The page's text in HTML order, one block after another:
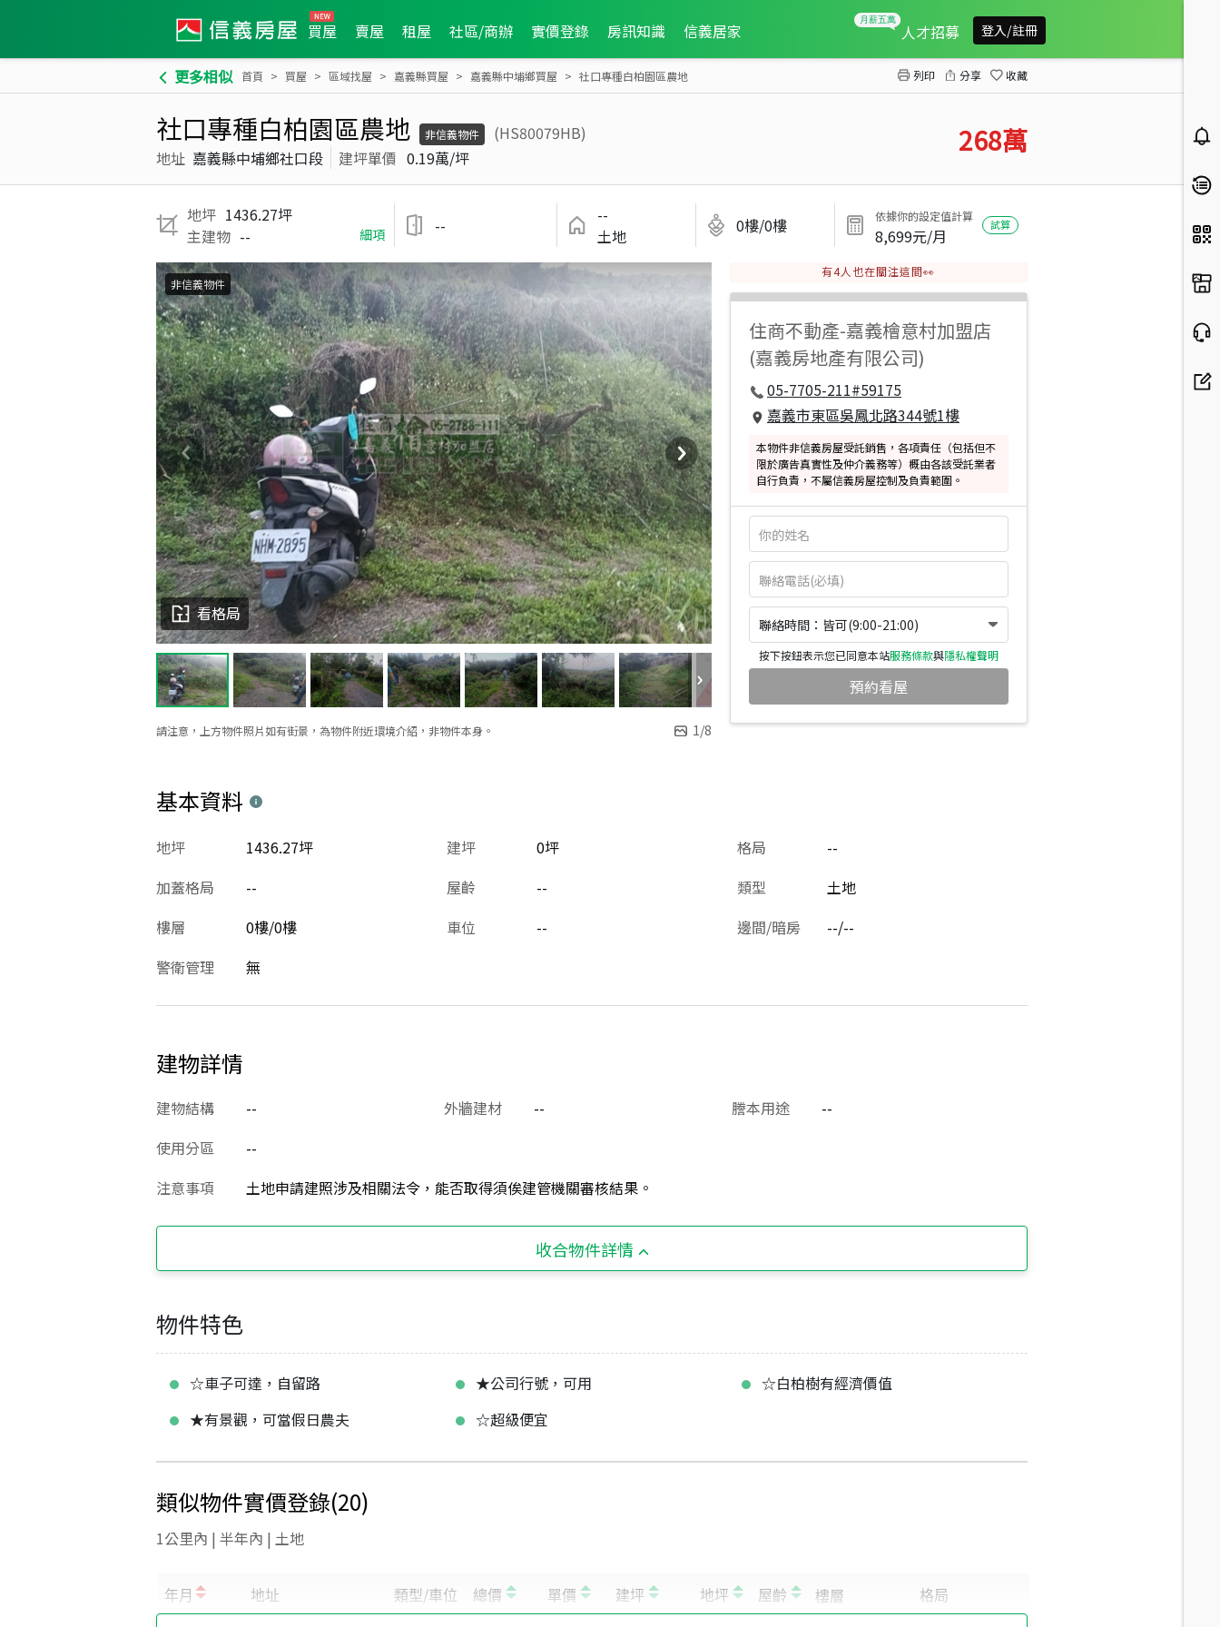
買屋 賣屋 租屋 社區/商辦 實價登錄 房訊知識 信義居家 人才招募 登入/註冊
更多相似 首頁 買屋 區域找屋 嘉義縣買屋 嘉義縣中埔鄉買屋 社口專種白柏園區農地 列印 分享 收藏
社口專種白柏園區農地 非信義物件
(HS80079HB)
地址 嘉義縣中埔鄉社口段 建坪單價 0.19萬/坪 268萬
地坪 1436.27坪
主建物 -- 細項 --
--
土地
0樓/0樓 依據你的設定值計算
8,699元/月
試算
請注意，上方物件照片如有街景，為物件附近環境介紹，非物件本身。 1/8
看格局
非信義物件
有4人也在關注這間👀
住商不動產-嘉義檜意村加盟店
(嘉義房地產有限公司)
05-7705-211#59175
嘉義市東區吳鳳北路344號1樓
本物件非信義房屋受託銷售，各項責任（包括但不
限於廣告真實性及仲介義務等）概由各該受託業者
自行負責，不屬信義房屋控制及負責範圍。
聯絡時間：皆可(9:00-21:00)
按下按鈕表示您已同意本站服務條款與隱私權聲明
預約看屋
基本資料
建坪 0坪
地坪 1436.27坪 格局
--
加蓋格局
-- 屋齡 -- 類型
土地
樓層
0樓/0樓 車位 -- 邊間/暗房
--/--
警衛管理
無
建物詳情
建物結構 -- 外牆建材 -- 謄本用途
--
使用分區
--
注意事項
土地申請建照涉及相關法令，能否取得須俟建管機關審核結果。
收合物件詳情
物件特色
☆車子可達，自留路 ★公司行號，可用
☆白柏樹有經濟價值
★有景觀，可當假日農夫
☆超級便宜
類似物件實價登錄(20)
1公里內 | 半年內 | 土地